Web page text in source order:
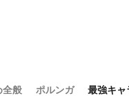
全般 ポルンガ 最強キャ